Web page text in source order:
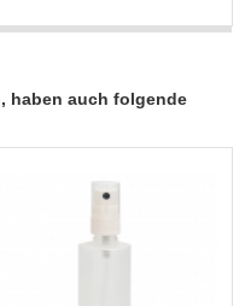
haben auch folgende